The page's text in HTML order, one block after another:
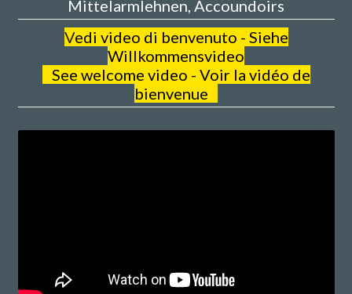
Mittelarmlehnen, Accoundoirs
Vedi video di benvenuto - Siehe
Willkommensvideo
See welcome video - Voir la vidéo de
bienvenue